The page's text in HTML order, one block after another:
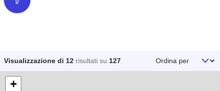
Filtri
Visualizzazione di 12 risultati su 127 Ordina per
+